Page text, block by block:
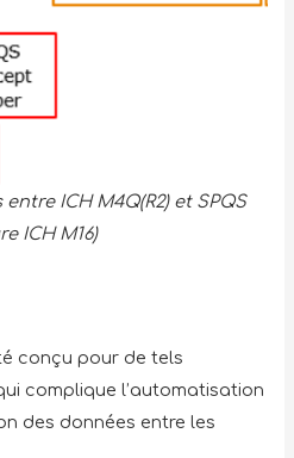
ICH M4Q(R2) et SPQS
ICH M16)
conçu pour de tels
complique l’automatisation
des données entre les